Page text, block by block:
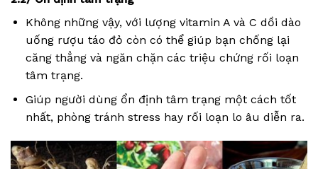
Không những vậy, với lượng vitamin A và C dồi dào
uống rượu táo đỏ còn có thể giúp bạn chống lại
căng thẳng và ngăn chặn các triệu chứng rối loạn
tâm trạng.
Giúp người dùng ổn định tâm trạng một cách tốt
nhất, phòng tránh stress hay rối loạn lo âu diễn ra.